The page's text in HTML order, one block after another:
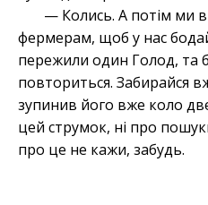
— Колись. А потім ми
фермерам, щоб у нас
пережили один Голод, та
повториться. Забирайся
зупинив його вже коло
цей струмок, ні про
про це не кажи, забудь.